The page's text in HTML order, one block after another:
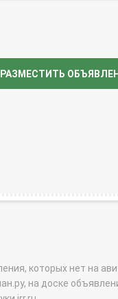
которых нет на
на доске